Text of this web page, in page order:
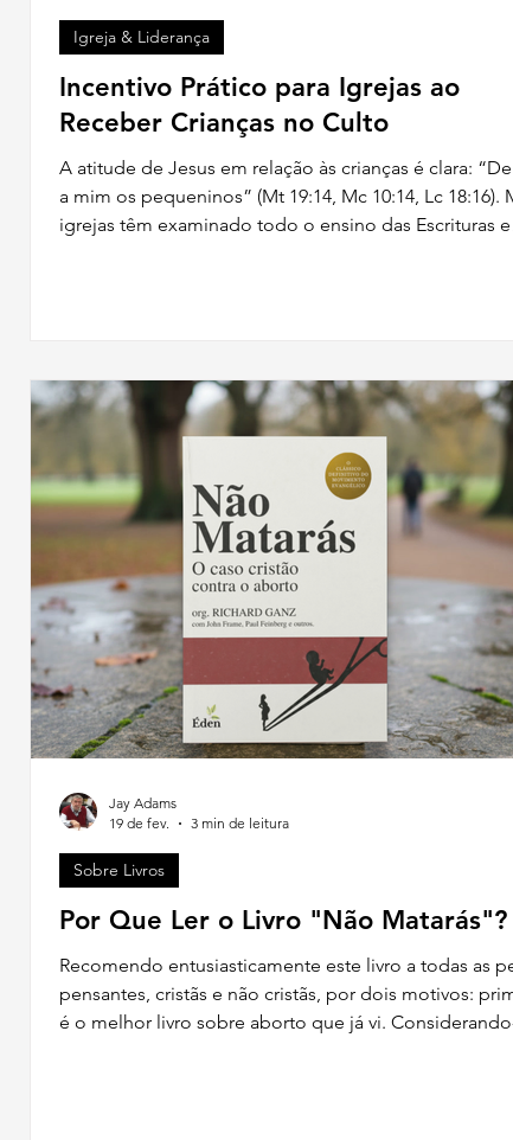
Incentivo Prático para Igrejas ao
Receber Crianças no Culto
A atitude de Jesus em relação às crianças é clara:
a mim os pequeninos” (Mt 19:14, Mc 10:14, Lc 18:16).
igrejas têm examinado todo o ensino das Escrituras e
Igreja & Liderança
Por Que Ler o Livro "Não Matarás"?
Recomendo entusiasticamente este livro a todas as
pensantes, cristãs e não cristãs, por dois motivos:
é o melhor livro sobre aborto que já vi.
Sobre Livros
Jay Adams
19 de fev.
3 min de leitura